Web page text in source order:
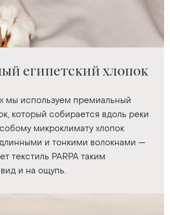
египетский хлопок
мы используем премиальный
который собирается вдоль реки
микроклимату хлопок
длинными и тонкими волокнами —
текстиль PARPA таким
и на ощупь.